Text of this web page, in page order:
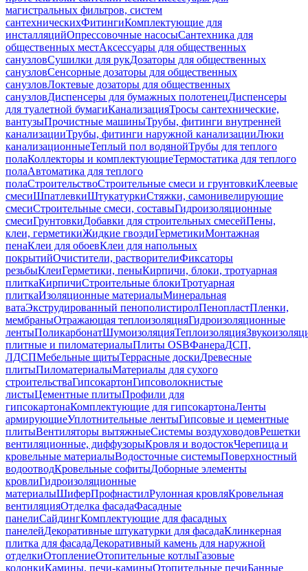
магистральных фильтров, систем
сантехническихФитингиКомплектующие для
инсталляцийОпрессовочные насосыСантехника для
общественных местАксессуары для общественных
санузловСушилки для рукДозаторы для общественных
санузловСенсорные дозаторы для общественных
санузловЛоктевые дозаторы для общественных
санузловДиспенсеры для бумажных полотенецДиспенсеры
для туалетной бумагиКанализацияТросы сантехнические,
вантузыПрочистные машиныТрубы, фитинги внутренней
канализацииТрубы, фитинги наружной канализацииЛюки
канализационныеТеплый пол водянойТрубы для теплого
полаКоллекторы и комплектующиеТермостатика для теплого
полаАвтоматика для теплого
полаСтроительствоСтроительные смеси и грунтовкиКлеевые
смесиШпатлевкиШтукатуркиСтяжки, самонивелирующие
смесиСтроительные смеси, составыГидроизоляционные
смесиГрунтовкиДобавки для строительных смесейПены,
клеи, герметикиЖидкие гвоздиГерметикиМонтажная
пенаКлеи для обоевКлеи для напольных
покрытийОчистители, растворителиФиксаторы
резьбыКлеиГерметики, пеныКирпичи, блоки, тротуарная
плиткаКирпичиСтроительные блокиТротуарная
плиткаИзоляционные материалыМинеральная
ватаЭкструдированный пенополистиролПенопластПленки,
мембраныОтражающая теплоизоляцияГидроизоляционные
лентыПоликарбонатШумоизоляцияТеплоизоляция
плитные и пиломатериалыПлиты OSBФанераДСП,
ЛДСПМебельные щитыТеррасные доскиДревесные
плитыПиломатериалыМатериалы для сухого
строительстваГипсокартонГипсоволокнистые
листыЦементные плитыПрофили для
гипсокартонаКомплектующие для гипсокартонаЛенты
армирующиеУплотнительные лентыГипсовые и цементные
плитыВентиляторы вытяжныеСистемы воздуховодовРешетки
вентиляционные, диффузорыКровля и водостокЧерепица и
кровельные материалыВодосточные системыПоверхностный
водоотводКровельные софитыДоборные элементы
кровлиГидроизоляционные
материалыШиферПрофнастилРулонная кровляКровельная
вентиляцияОтделка фасадаФасадные
панелиСайдингКомплектующие для фасадных
панелейДекоративные штукатурки для фасадаКлинкерная
плитка для фасадаДекоративный камень для наружной
отделкиОтоплениеОтопительные котлыГазовые
колонкиКамины, печи-каминыОтопительные печиБанные